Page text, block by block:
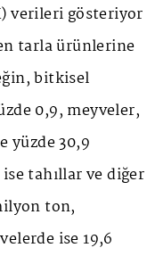
verileri gösteriyor
tarla ürünlerine
bitkisel
0,9, meyveler,
yüzde 30,9
tahıllar ve diğer
ton,
ise 19,6